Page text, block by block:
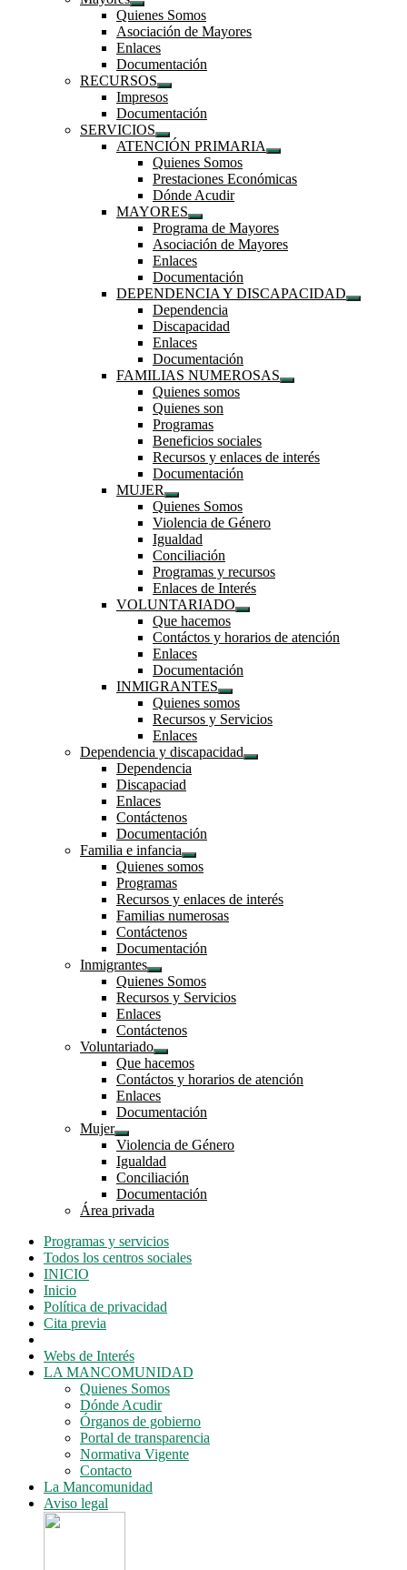
Mostrar
el
submenú
Quienes Somos
Asociación de Mayores
Enlaces
Documentación
RECURSOS
Mostrar
el
submenú
Impresos
Documentación
SERVICIOS
Mostrar
el
submenú
ATENCIÓN PRIMARIA
Mostrar
el
submenú
Quienes Somos
Prestaciones Económicas
Dónde Acudir
MAYORES
Mostrar
el
submenú
Programa de Mayores
Asociación de Mayores
Enlaces
Documentación
DEPENDENCIA Y DISCAPACIDAD
Mostrar
Dependencia
Discapacidad
Enlaces
Documentación
FAMILIAS NUMEROSAS
Mostrar
Quienes somos
Quienes son
Programas
Beneficios sociales
Recursos y enlaces de interés
Documentación
MUJER
Mostrar
el
submenú
Quienes Somos
Violencia de Género
Igualdad
Conciliación
Programas y recursos
Enlaces de Interés
VOLUNTARIADO
Mostrar
submenú
Que hacemos
Contáctos y horarios de atención
Enlaces
Documentación
INMIGRANTES
Mostrar
el
submenú
Quienes somos
Recursos y Servicios
Enlaces
Dependencia y discapacidad
Mostrar
Dependencia
Discapaciad
Enlaces
Contáctenos
Documentación
Familia e infancia
Mostrar
el
Quienes somos
Programas
Recursos y enlaces de interés
Familias numerosas
Contáctenos
Documentación
Inmigrantes
Mostrar
el
submenú
Quienes Somos
Recursos y Servicios
Enlaces
Contáctenos
Voluntariado
Mostrar
el
submenú
Que hacemos
Contáctos y horarios de atención
Enlaces
Documentación
Mujer
Mostrar
el
submenú
Violencia de Género
Igualdad
Conciliación
Documentación
Área privada
Programas y servicios
Todos los centros sociales
INICIO
Inicio
Política de privacidad
Cita previa
Webs de Interés
LA MANCOMUNIDAD
Quienes Somos
Dónde Acudir
Órganos de gobierno
Portal de transparencia
Normativa Vigente
Contacto
La Mancomunidad
Aviso legal